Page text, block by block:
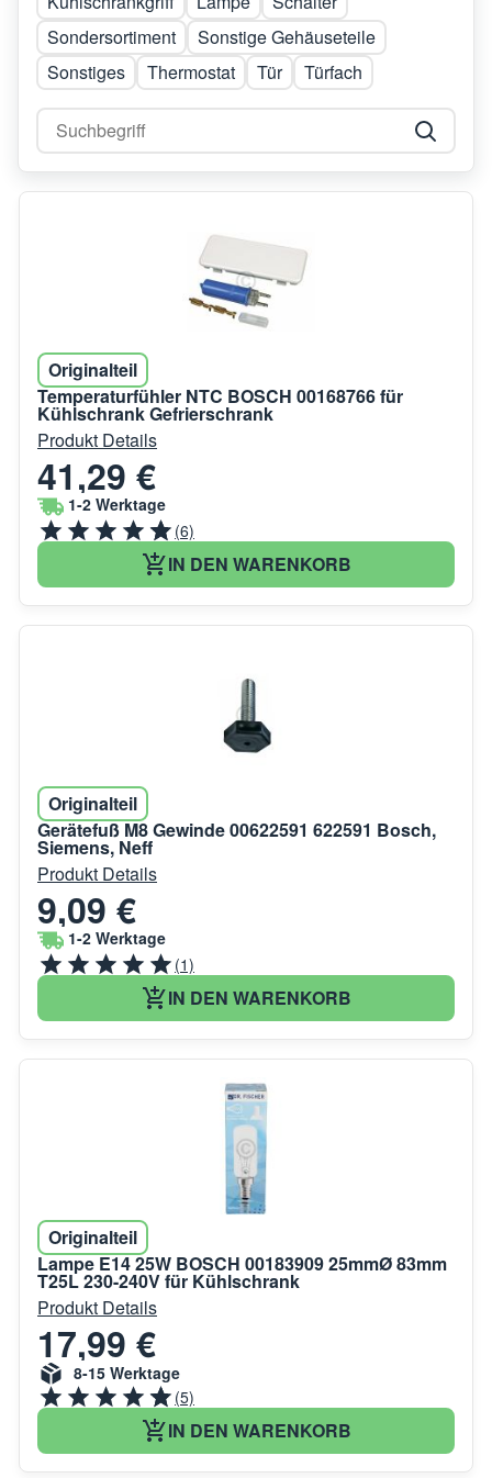
Sondersortiment
Sonstige Gehäuseteile
Sonstiges
Thermostat Tür Türfach
Originalteil
Temperaturfühler NTC BOSCH 00168766 für
Kühlschrank Gefrierschrank
Produkt Details
41,29 €
1-2 Werktage
(6)
IN DEN WARENKORB
Originalteil
Gerätefuß M8 Gewinde 00622591 622591 Bosch,
Siemens, Neff
Produkt Details
9,09 €
1-2 Werktage
(1)
IN DEN WARENKORB
Originalteil
Lampe E14 25W BOSCH 00183909 25mmØ 83mm
T25L 230-240V für Kühlschrank
Produkt Details
17,99 €
8-15 Werktage
(5)
IN DEN WARENKORB